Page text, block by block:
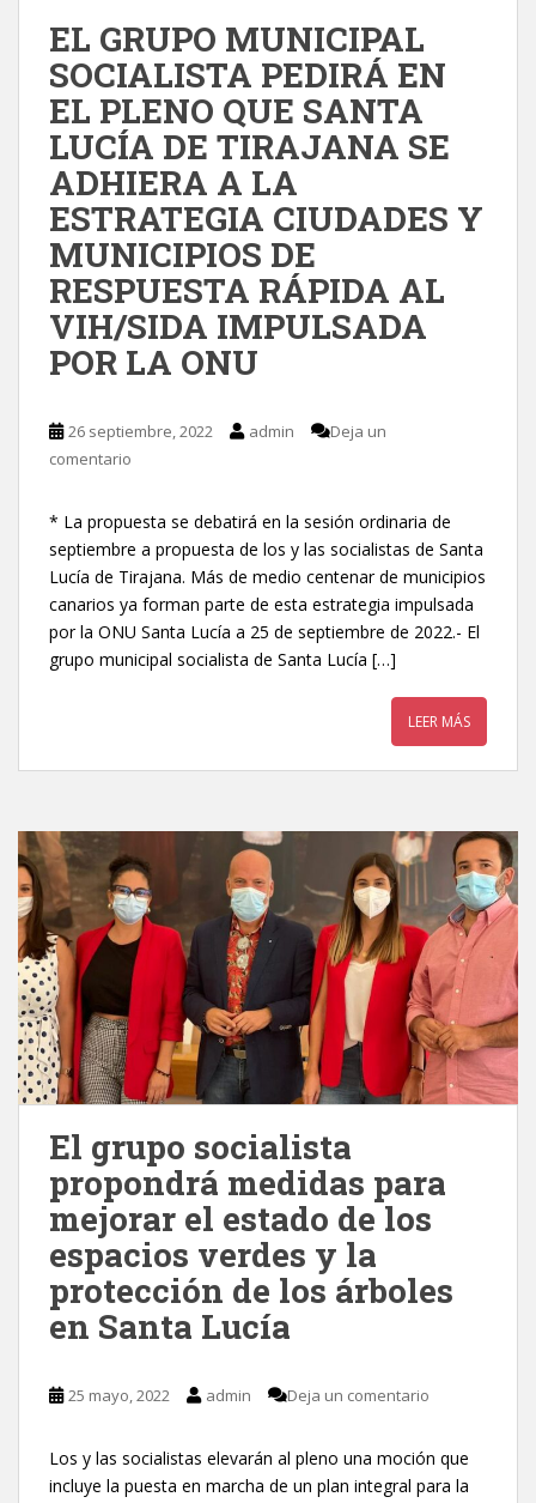
EL GRUPO MUNICIPAL
SOCIALISTA PEDIRÁ EN
EL PLENO QUE SANTA
LUCÍA DE TIRAJANA SE
ADHIERA A LA
ESTRATEGIA CIUDADES Y
MUNICIPIOS DE
RESPUESTA RÁPIDA AL
VIH/SIDA IMPULSADA
POR LA ONU
26 septiembre, 2022 admin
Deja un
comentario
* La propuesta se debatirá en la sesión ordinaria de
septiembre a propuesta de los y las socialistas de Santa
Lucía de Tirajana. Más de medio centenar de municipios
canarios ya forman parte de esta estrategia impulsada
por la ONU Santa Lucía a 25 de septiembre de 2022.- El
grupo municipal socialista de Santa Lucía […]
LEER MÁS
El grupo socialista
propondrá medidas para
mejorar el estado de los
espacios verdes y la
protección de los árboles
en Santa Lucía
25 mayo, 2022 admin Deja un comentario
Los y las socialistas elevarán al pleno una moción que
incluye la puesta en marcha de un plan integral para la